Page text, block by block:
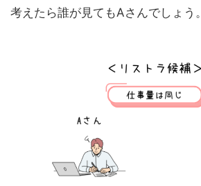
考えたら誰が見てもAさんでしょう。